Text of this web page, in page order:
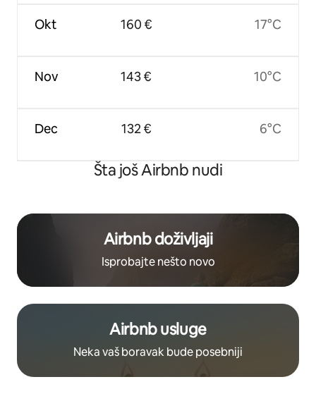
Okt
Nov
Dec
160 €
143 €
132 €
17°C
10°C
6°C
Šta još Airbnb nudi
Airbnb doživljaji
Isprobajte nešto novo
Airbnb usluge
Neka vaš boravak bude posebniji